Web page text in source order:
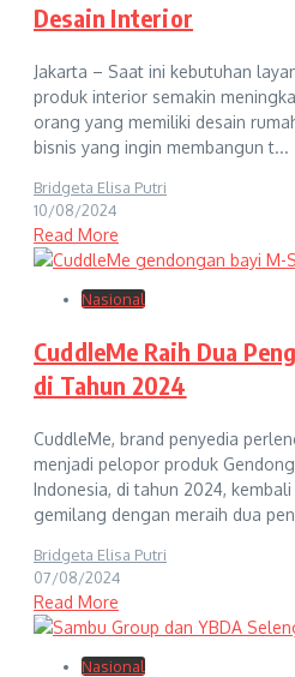
Desain Interior
Jakarta – Saat ini kebutuhan
produk interior semakin
orang yang memiliki desain
bisnis yang ingin membangun t...
Bridgeta Elisa Putri
10/08/2024
Read More
Nasional
CuddleMe Raih Dua
di Tahun 2024
CuddleMe, brand penyedia
menjadi pelopor produk
Indonesia, di tahun 2024,
gemilang dengan meraih dua
Bridgeta Elisa Putri
07/08/2024
Read More
Nasional